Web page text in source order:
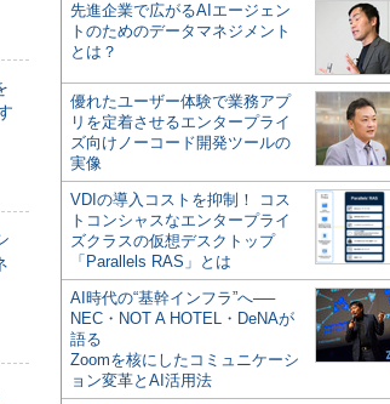
先進企業で広がるAIエージェン
トのためのデータマネジメント
とは？
優れたユーザー体験で業務アプ
リを定着させるエンタープライ
ズ向けノーコード開発ツールの
実像
VDIの導入コストを抑制！ コス
トコンシャスなエンタープライ
ズクラスの仮想デスクトップ
「Parallels RAS」とは
AI時代の“基幹インフラ”へ──
NEC・NOT A HOTEL・DeNAが
語る
Zoomを核にしたコミュニケーシ
ョン変革とAI活用法